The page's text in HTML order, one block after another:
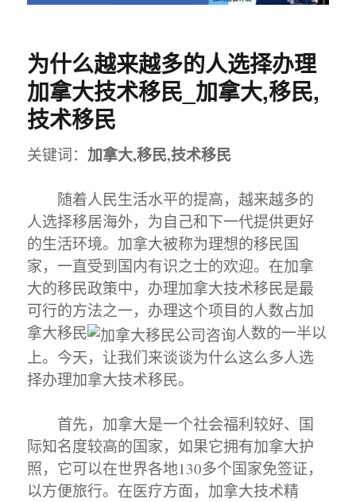
为什么越来越多的人选择办理
加拿大技术移民_加拿大,移民,
技术移民
关键词： 加拿大,移民,技术移民
随着人民生活水平的提高，越来越多的
人选择移居海外，为自己和下一代提供更好
的生活环境。加拿大被称为理想的移民国
家，一直受到国内有识之士的欢迎。在加拿
大的移民政策中，办理加拿大技术移民是最
可行的方法之一，办理这个项目的人数占加
拿大移民
人数的一半以
上。今天，让我们来谈谈为什么这么多人选
择办理加拿大技术移民。
首先，加拿大是一个社会福利较好、国
际知名度较高的国家，如果它拥有加拿大护
照，它可以在世界各地130多个国家免签证，
以方便旅行。在医疗方面，加拿大技术精